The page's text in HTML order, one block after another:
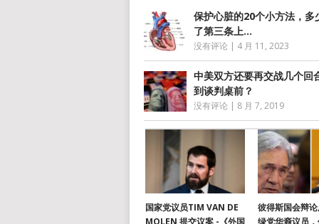
保护心脏的20个小方法，多
了第三条上…
没有评论 | 4 月 11, 2023
中美双方还要再交战几个回
到谈判桌前？
没有评论 | 8 月 7, 2019
国家党议员TIM VAN DE
MOLEN 提交议案 -《外国
彼得斯国会辩
绿党华裔议员